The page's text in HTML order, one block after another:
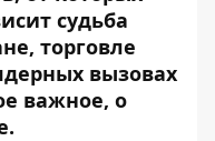
судьба
торговле
вызовах
важное, о